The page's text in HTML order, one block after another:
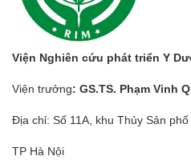
Viện Nghiên cứu phát triển Y
Viện trưởng: GS.TS. Phạm Vinh
Địa chỉ: Số 11A, khu Thủy Sản
TP Hà Nội